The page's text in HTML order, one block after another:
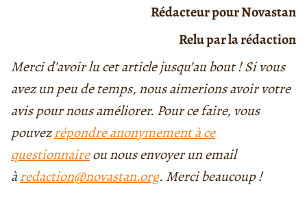
Rédacteur pour Novastan
Relu par la rédaction
Merci d’avoir lu cet article jusqu’au bout ! Si vous
avez un peu de temps, nous aimerions avoir votre
avis pour nous améliorer. Pour ce faire, vous
pouvezrépondre anonymement à ce
questionnaireou nous envoyer un email
àredaction@novastan.org. Merci beaucoup !